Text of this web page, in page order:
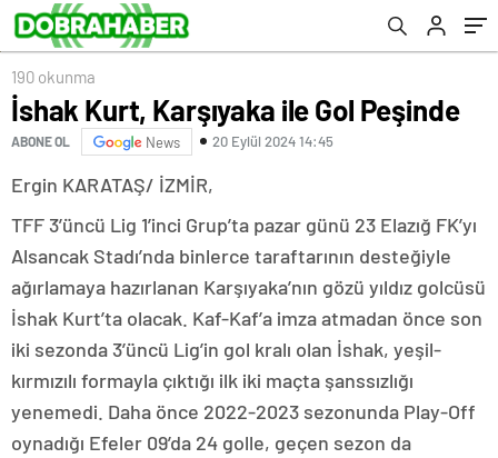
190 okunma
İshak Kurt, Karşıyaka ile Gol Peşinde
ABONE OL News 20 Eylül 2024 14:45
Ergin KARATAŞ/ İZMİR,
TFF 3’üncü Lig 1’inci Grup’ta pazar günü 23 Elazığ FK’yı
Alsancak Stadı’nda binlerce taraftarının desteğiyle
ağırlamaya hazırlanan Karşıyaka’nın gözü yıldız golcüsü
İshak Kurt’ta olacak. Kaf-Kaf’a imza atmadan önce son
iki sezonda 3’üncü Lig’in gol kralı olan İshak, yeşil-
kırmızılı formayla çıktığı ilk iki maçta şanssızlığı
yenemedi. Daha önce 2022-2023 sezonunda Play-Off
oynadığı Efeler 09’da 24 golle, geçen sezon da